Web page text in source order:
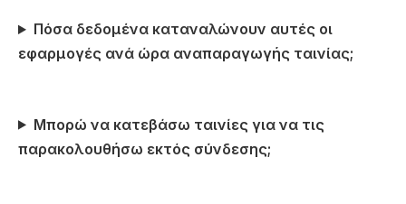
Πόσα δεδομένα καταναλώνουν αυτές οι
εφαρμογές ανά ώρα αναπαραγωγής ταινίας;
Μπορώ να κατεβάσω ταινίες για να τις
παρακολουθήσω εκτός σύνδεσης;